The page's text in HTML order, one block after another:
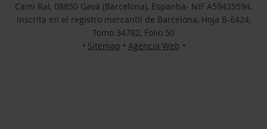
Cami Ral, 08850 Gavà (Barcelona), Espanha- NIF A59435594.
Inscrita en el registro mercantil de Barcelona, Hoja B-6424,
Tomo 34782, Folio 50
• Sitemap • Agencia Web •